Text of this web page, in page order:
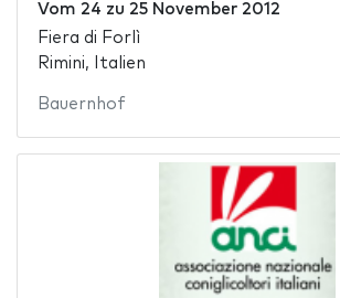
Vom 24 zu 25 November 2012
Fiera di Forlì
Rimini, Italien
Bauernhof